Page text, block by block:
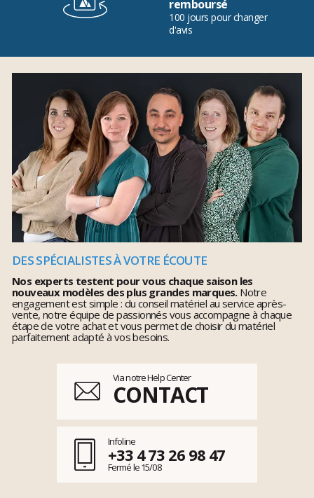
remboursé
100 jours pour changer
d'avis
DES SPÉCIALISTES À VOTRE ÉCOUTE
Nos experts testent pour vous chaque saison les
nouveaux modèles des plus grandes marques.Notre
engagement est simple : du conseil matériel au service après-
vente, notre équipe de passionnés vous accompagne à chaque
étape de votre achat et vous permet de choisir du matériel
parfaitement adapté à vos besoins.
Via notre Help Center
CONTACT
Infoline
+33 4 73 26 98 47
Fermé le 15/08